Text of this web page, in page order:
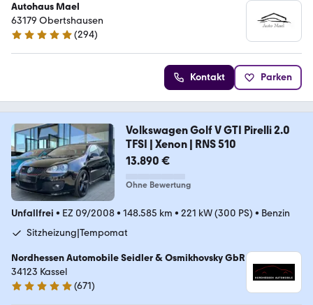
Autohaus Mael
63179 Obertshausen
4.9 Sterne
(294)
Kontakt Parken
Volkswagen Golf V GTI Pirelli 2.0
TFSI | Xenon | RNS 510
13.890 €
Ohne Bewertung
Unfallfrei • EZ 09/2008• 148.585 km • 221 kW (300 PS) • Benzin
Sitzheizung|Tempomat
Nordhessen Automobile Seidler & Osmikhovsky GbR
34123 Kassel
4.9 Sterne
(671)